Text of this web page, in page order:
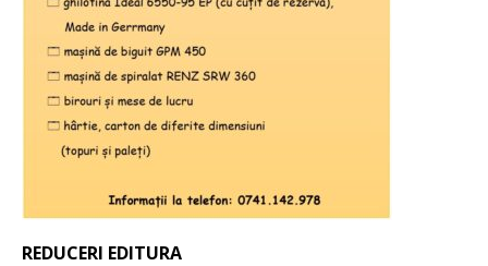
REDUCERI EDITURA